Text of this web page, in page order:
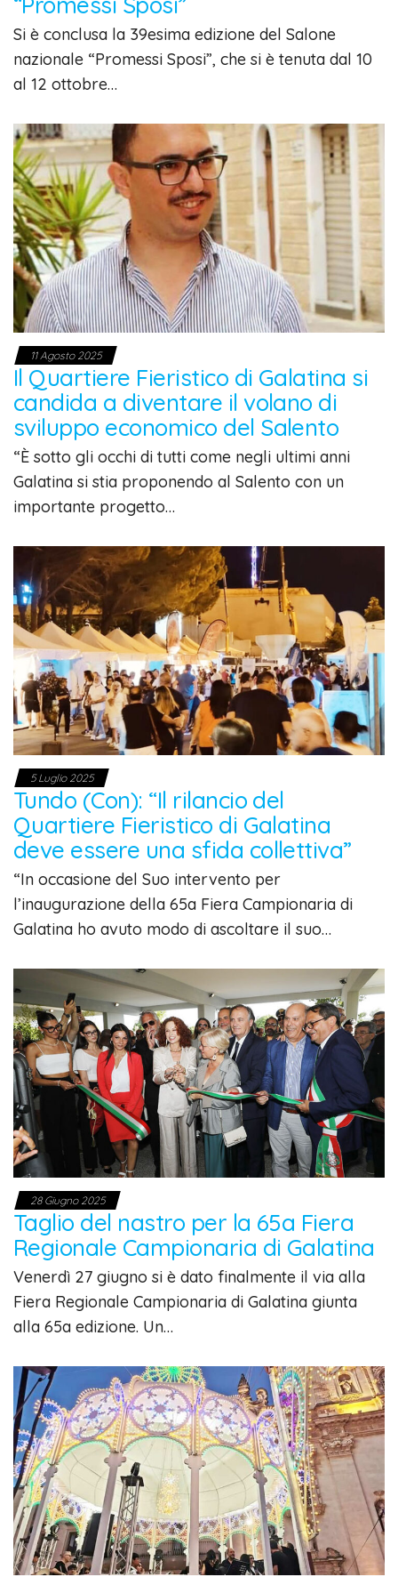
Si è conclusa la 39esima edizione del Salone
nazionale “Promessi Sposi”, che si è tenuta dal 10
al 12 ottobre…
11 Agosto 2025
Il Quartiere Fieristico di Galatina si
candida a diventare il volano di
sviluppo economico del Salento
“È sotto gli occhi di tutti come negli ultimi anni
Galatina si stia proponendo al Salento con un
importante progetto…
5 Luglio 2025
Tundo (Con): “Il rilancio del
Quartiere Fieristico di Galatina
deve essere una sfida collettiva”
“In occasione del Suo intervento per
l’inaugurazione della 65a Fiera Campionaria di
Galatina ho avuto modo di ascoltare il suo…
28 Giugno 2025
Taglio del nastro per la 65a Fiera
Regionale Campionaria di Galatina
Venerdì 27 giugno si è dato finalmente il via alla
Fiera Regionale Campionaria di Galatina giunta
alla 65a edizione. Un…